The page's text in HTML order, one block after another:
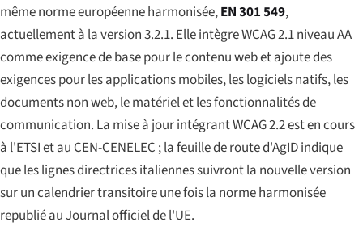
même norme européenne harmonisée,EN 301 549,
actuellement à la version 3.2.1. Elle intègre WCAG 2.1 niveau AA
comme exigence de base pour le contenu web et ajoute des
exigences pour les applications mobiles, les logiciels natifs, les
documents non web, le matériel et les fonctionnalités de
communication. La mise à jour intégrant WCAG 2.2 est en cours
à l'ETSI et au CEN-CENELEC ; la feuille de route d'AgID indique
que les lignes directrices italiennes suivront la nouvelle version
sur un calendrier transitoire une fois la norme harmonisée
republié au Journal officiel de l'UE.